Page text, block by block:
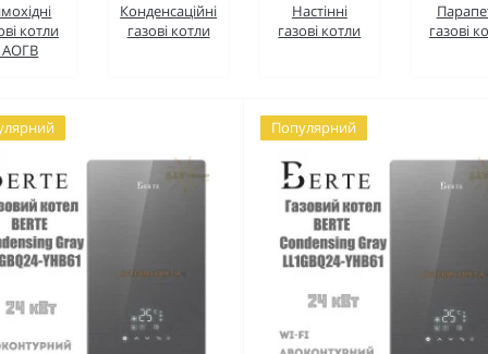
котли
АОГВ
Конденсаційні
газові котли
Настінні
газові котли
газові
Популярний